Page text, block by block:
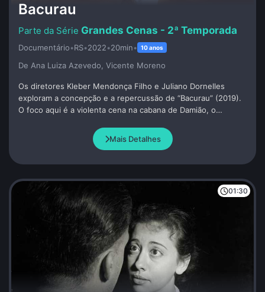
Bacurau
Grandes Cenas - 2ª Temporada
Documentário•RS•2022•20min• 10 anos
De Ana Luiza Azevedo, Vicente Moreno
Os diretores Kleber Mendonça Filho e Juliano Dornelles
exploram a concepção e a repercussão de “Bacurau” (2019).
O foco aqui é a violenta cena na cabana de Damião, o
Mais Detalhes
01:30